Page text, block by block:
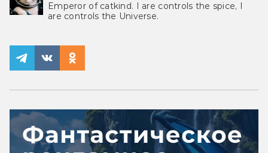
Emperor of catkind. I are controls the spice, I
are controls the Universe.